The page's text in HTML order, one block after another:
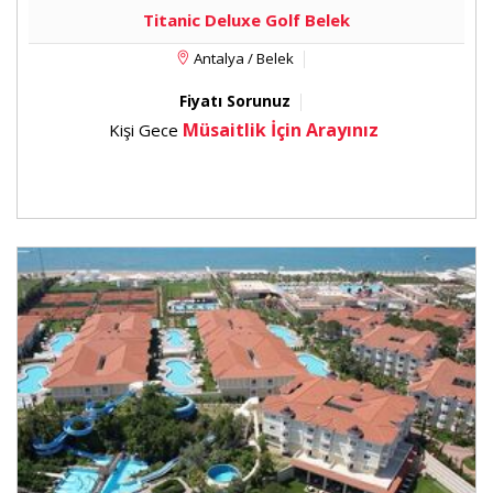
Sürdürülebilir Turizm Sertifikası
Travelife Gold
Temiz Havuz Sertifikası
Iso 27001:2013 Bilgi Güvenliği Yönetim Sistemi
Yeme / İçme
Sabah kahvaltısı, öğle ve akşam yemeklerinde açık
büfe ve life cooking konsepti bulunmakla
birlikte, (kahvaltı servisi The Azure Ana Restoran ve
Twenty 4 A la Carte Restaurantta yapılıyor). Twenty 4
A la Carte Restaurant, 24 saat boyunca a la carte
olarak ücretsiz, rezervasyonsuz hizmet veriyor.
Vitamin Juice Bar'da özel meyve ve bitkisel çaylar,
özel detoks kokteyleri ve soft içecekler ücretsiz.
Otelin belirlemiş olduğu markalar dahilinde yerli
içecekler ile bazı yabancı alkollü ve alkolsüz içecekler,
Titanic Deluxe Golf Belek
Antalya / Belek
Fiyatı Sorunuz
Kişi Gece Müsaitlik İçin Arayınız